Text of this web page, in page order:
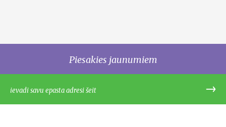
Piesakies jaunumiem